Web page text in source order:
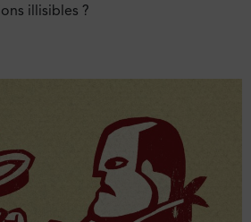
illisibles ?